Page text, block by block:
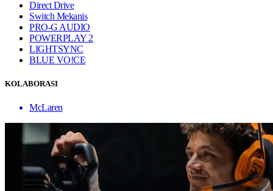
Direct Drive
Switch Mekanis
PRO-G AUDIO
POWERPLAY 2
LIGHTSYNC
BLUE VO!CE
KOLABORASI
McLaren